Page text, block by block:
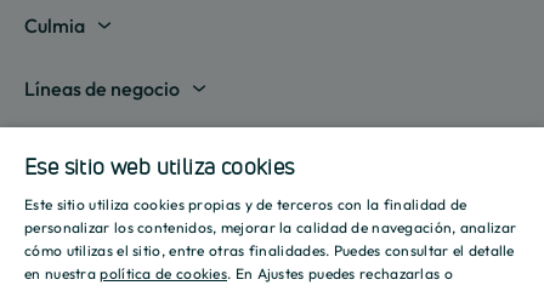
Madrid
Valencia
Sevilla
Islas Baleares
Culmia
Sobre nosotros
Destino Culmia
Sala de prensa
Informes
Iniciativas
Líneas de negocio
Vivienda Alquiler
Actualidad
Culmia es noticia
Tendencias
Recursos
Guías
SPANISH
ENGLISH
Ese sitio web utiliza cookies
Este sitio utiliza cookies propias y de terceros con la finalidad de
personalizar los contenidos, mejorar la calidad de navegación, analizar
cómo utilizas el sitio, entre otras finalidades. Puedes consultar el detalle
en nuestrapolítica de cookies. En Ajustes puedes rechazarlas o